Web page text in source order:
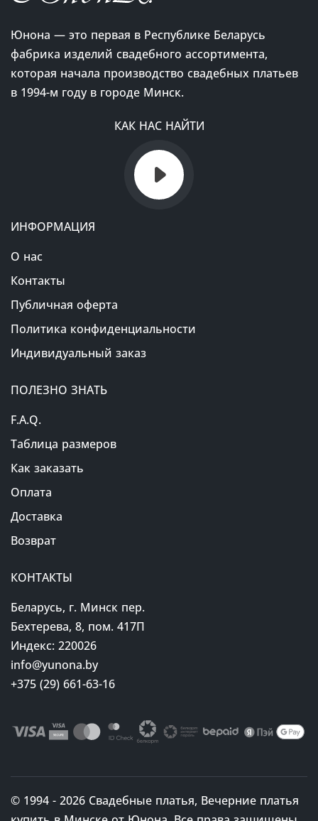
Юнона — это первая в Республике Беларусь
фабрика изделий свадебного ассортимента,
которая начала производство свадебных платьев
в 1994-м году в городе Минск.
КАК НАС НАЙТИ
ИНФОРМАЦИЯ
О нас
Контакты
Публичная оферта
Политика конфиденциальности
Индивидуальный заказ
ПОЛЕЗНО ЗНАТЬ
F.A.Q.
Таблица размеров
Как заказать
Оплата
Доставка
Возврат
КОНТАКТЫ
Беларусь, г. Минск пер.
Бехтерева, 8, пом. 417П
Индекс: 220026
info@yunona.by
+375 (29) 661-63-16
© 1994 - 2026 Свадебные платья, Вечерние платья